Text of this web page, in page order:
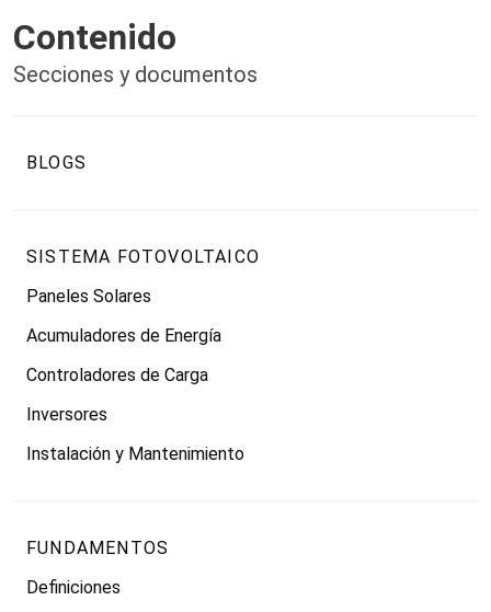
Contenido
Secciones y documentos
BLOGS
SISTEMA FOTOVOLTAICO
Paneles Solares
Acumuladores de Energía
Controladores de Carga
Inversores
Instalación y Mantenimiento
FUNDAMENTOS
Definiciones